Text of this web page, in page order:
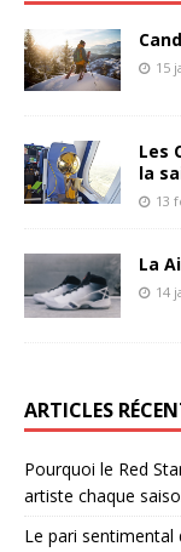
15
Les
la
13
La
14
ARTICLES
Pourquoi le Red
artiste chaque
Le pari sentimental